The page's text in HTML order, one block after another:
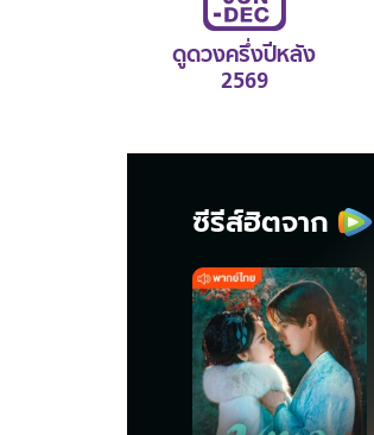
ดูดวงครึ่งปีหลัง
2569
ซีรีส์ฮิตจาก